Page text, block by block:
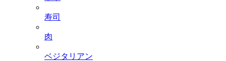
寿司
肉
ベジタリアン